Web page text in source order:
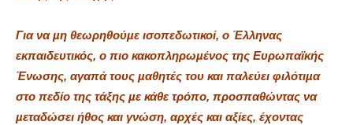
Για να µη θεωρηθούµε ισοπεδωτικοί, ο Έλληνας
εκπαιδευτικός, ο πιο κακοπληρωµένος της Ευρωπαϊκής
Ένωσης, αγαπά τους µαθητές του και παλεύει φιλότιµα
στο πεδίο της τάξης µε κάθε τρόπο, προσπαθώντας να
µεταδώσει ήθος και γνώση, αρχές και αξίες, έχοντας